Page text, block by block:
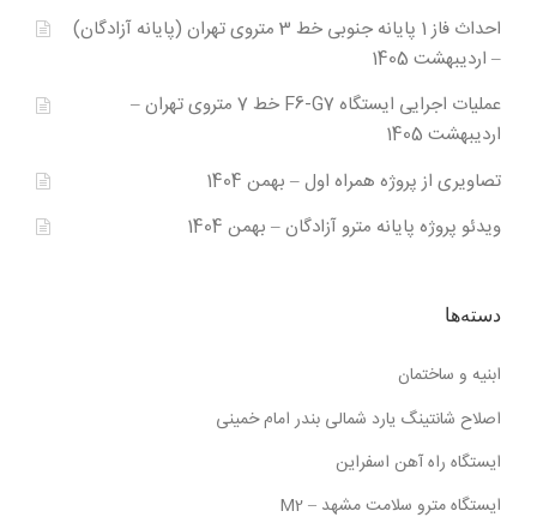
احداث فاز 1 پایانه جنوبی خط 3 متروی تهران (پایانه آزادگان)
– اردیبهشت 1405
عملیات اجرایی ایستگاه F6-G7 خط 7 متروی تهران –
اردیبهشت 1405
تصاویری از پروژه همراه اول – بهمن 1404
ویدئو پروژه پایانه مترو آزادگان – بهمن 1404
دسته‌ها
ابنیه و ساختمان
اصلاح شانتینگ یارد شمالی بندر امام خمینی
ایستگاه راه آهن اسفراین
ایستگاه مترو سلامت مشهد – M2